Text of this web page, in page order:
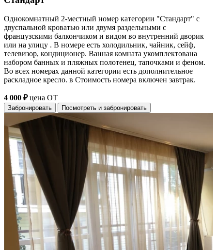
Однокомнатный 2-местный номер категории "Стандарт" с
двуспальной кроватью или двумя раздельными с
французскими балкончиком и видом во внутренний дворик
или на улицу . В номере есть холодильник, чайник, сейф,
телевизор, кондиционер. Ванная комната укомплектована
набором банных и пляжных полотенец, тапочками и феном.
Во всех номерах данной категории есть дополнительное
раскладное кресло. в Стоимость номера включен завтрак.
4 000 ₽цена ОТ
Забронировать Посмотреть и забронировать